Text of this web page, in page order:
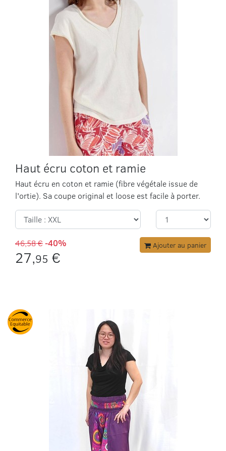
Haut écru coton et ramie
Haut écru en coton et ramie (fibre végétale issue de
l'ortie). Sa coupe original et loose est facile à porter.
46,58 €-40%
27,95 €
Ajouter au panier